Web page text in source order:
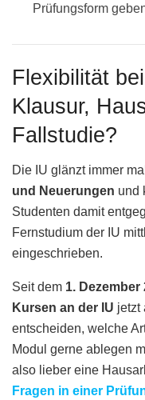
Prüfungsform
Flexibilität
Klausur,
Fallstudie?
Die IU glänzt immer
und Neuerungen und
Studenten damit
Fernstudium der IU
eingeschrieben.
Seit dem 1. Dezember
Kursen an der IU jetzt
entscheiden, welche
Modul gerne ablegen
also lieber eine
Fragen in einer